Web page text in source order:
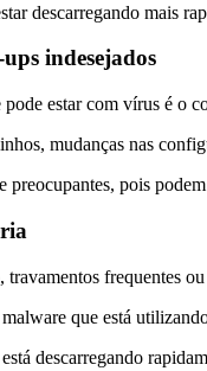
descarregando mais
indesejados
estar com vírus é o
mudanças nas
pois
travamentos frequentes
que está
descarregando